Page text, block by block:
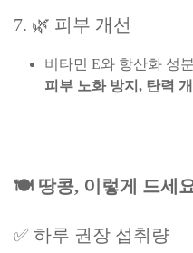
7. 🌿 피부 개선
비타민 E와 항산화 성
피부 노화 방지, 탄력
🍽️ 땅콩, 이렇게 드세
✅ 하루 권장 섭취량